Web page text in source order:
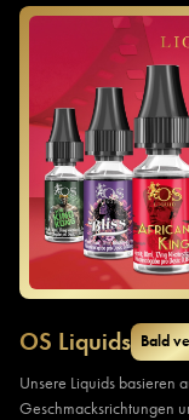
OS Liquids Bald
Unsere Liquids basieren
Geschmacksrichtungen